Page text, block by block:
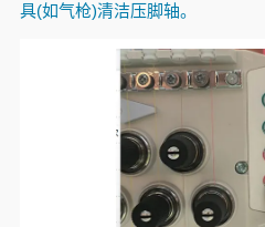
具(如气枪)清洁压脚轴。